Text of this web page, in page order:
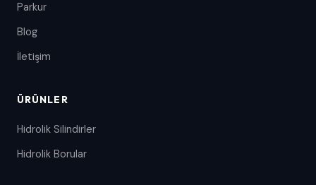
Parkur
Blog
İletişim
ÜRÜNLER
Hidrolik Silindirler
Hidrolik Borular